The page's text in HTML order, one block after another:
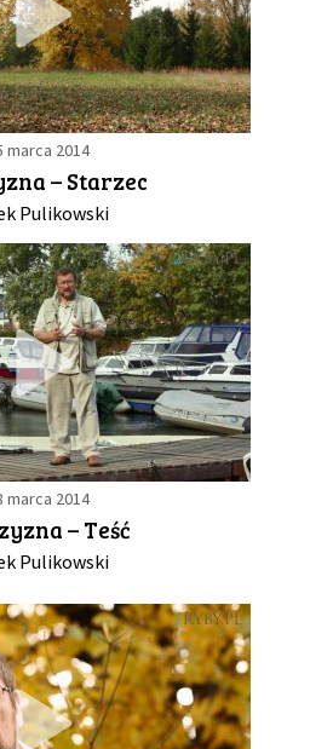
marca 2014
– Starzec
Pulikowski
marca 2014
– Teść
Pulikowski